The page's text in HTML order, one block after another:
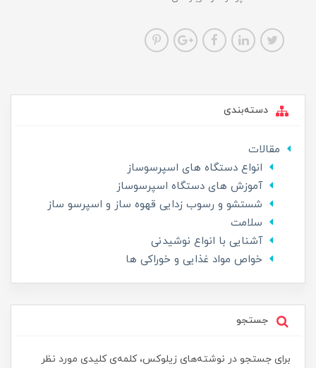
دسته‌بندی
مقالات
انواع دستگاه های اسپرسوساز
آموزش های دستگاه اسپرسوساز
شستشو و رسوب زدایی قهوه ساز و اسپرسو ساز
سلامت
آشنایی با انواع نوشیدنی
خواص مواد غذایی و خوراکی ها
جستجو
برای جستجو در نوشته‌های زیلوکس، کلمه‌ی کلیدی مورد نظر